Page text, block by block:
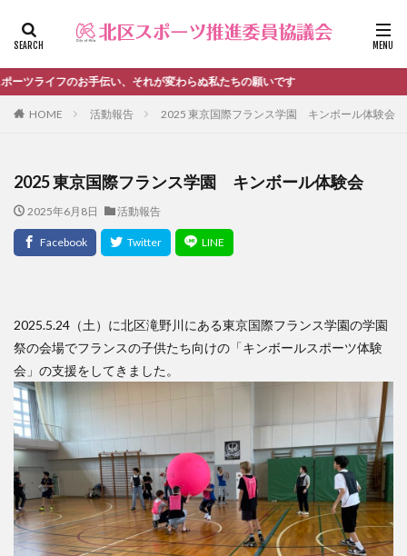
い、それが変わらぬ私たちの願いです
HOME 活動報告 2025 東京国際フランス学園 キンボール体験会
2025 東京国際フランス学園 キンボール体験会
2025年6月8日 活動報告
2025.5.24（土）に北区滝野川にある東京国際フランス学園の学園
祭の会場でフランスの子供たち向けの「キンボールスポーツ体験
会」の支援をしてきました。
ファッション デザイン 流行
カテゴリー
＃活動報告 kitacup past
schedule
おしらせ
お知らせ
メンバー募集中のチーム
ワークショップ
北区スポーツ推進委員
北区のスポーツチーム
卓球
活動報告
生涯スポーツ
田端文士ウォーク
講習会のご報告